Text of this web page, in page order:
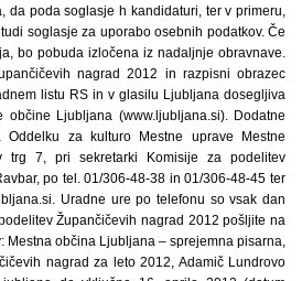
da poda soglasje h kandidaturi, ter v primeru,
soglasje za uporabo osebnih podatkov. Če
bo pobuda izločena iz nadaljnje obravnave.
nagrad 2012 in razpisni obrazec
listu RS in v glasilu Ljub­ljana dosegljiva
Ljub­ljana (www.ljubljana.si). Dodatne
za kulturo Mestne uprave Mestne
trg 7, pri sekretarki Komisije za podelitev
po tel. 01/306-48-38 in 01/306-48-45 ter
Uradne ure po telefonu so vsak dan
Župančičevih nagrad 2012 pošljite na
Mestna občina Ljub­ljana – sprejemna pisarna,
nagrad za leto 2012, Adamič Lundrovo